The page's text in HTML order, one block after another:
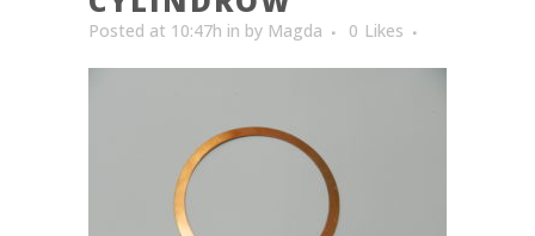
Posted at 10:47h in by Magda 0 Likes